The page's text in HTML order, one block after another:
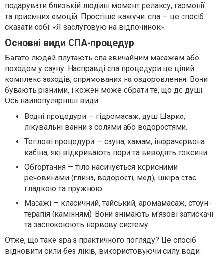
подарувати близькій людині момент релаксу, гармонії
та приємних емоцій. Простіше кажучи, спа — це спосіб
сказати собі: «Я заслуговую на відпочинок».
Основні види СПА-процедур
Багато людей плутають спа звичайним масажем або
походом у сауну. Насправді спа процедури це цілий
комплекс заходів, спрямованих на оздоровлення. Вони
бувають різними, і кожен може обрати те, що до душі.
Ось найпопулярніші види:
Водні процедури — гідромасаж, душ Шарко,
лікувальні ванни з солями або водоростями.
Теплові процедури — сауна, хамам, інфрачервона
кабіна, які відкривають пори та виводять токсини.
Обгортання — тіло насичується корисними
речовинами (глина, водорості, мед), шкіра стає
гладкою та пружною.
Масажі — класичний, тайський, аромамасаж, стоун-
терапія (камінням). Вони знімають м'язові затискачі
та заспокоюють нервову систему.
Отже, що таке spa з практичного погляду? Це спосіб
відновити сили без ліків, використовуючи силу води,